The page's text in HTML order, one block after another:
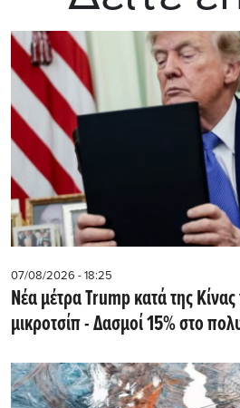
07/08/2026 - 18:25
Νέα μέτρα Trump κατά της
μικροτσίπ - Δασμοί 15% στο